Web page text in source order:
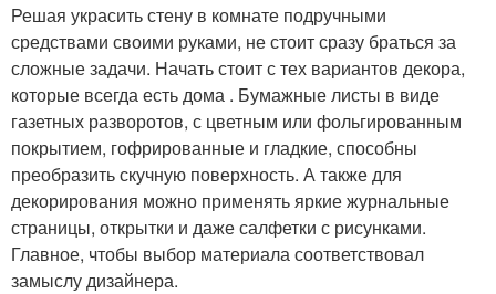
Решая украсить стену в комнате подручными
средствами своими руками, не стоит сразу браться за
сложные задачи. Начать стоит с тех вариантов декора,
которые всегда есть дома . Бумажные листы в виде
газетных разворотов, с цветным или фольгированным
покрытием, гофрированные и гладкие, способны
преобразить скучную поверхность. А также для
декорирования можно применять яркие журнальные
страницы, открытки и даже салфетки с рисунками.
Главное, чтобы выбор материала соответствовал
замыслу дизайнера.